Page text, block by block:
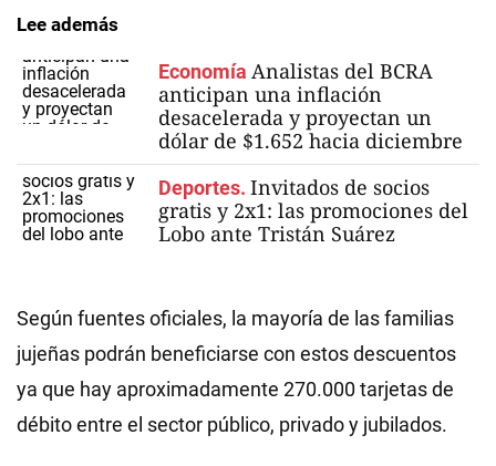
Lee además
Economía Analistas del BCRA
anticipan una inflación
desacelerada y proyectan un
dólar de $1.652 hacia diciembre
Deportes. Invitados de socios
gratis y 2x1: las promociones del
Lobo ante Tristán Suárez
Según fuentes oficiales, la mayoría de las familias
jujeñas podrán beneficiarse con estos descuentos
ya que hay aproximadamente 270.000 tarjetas de
débito entre el sector público, privado y jubilados.